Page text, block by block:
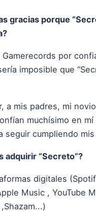
gracias porque
Gamerecords por
imposible que
a mis padres, mi
muchísimo en mí
seguir cumpliendo
adquirir “Secreto”?
digitales
Music , YouTube